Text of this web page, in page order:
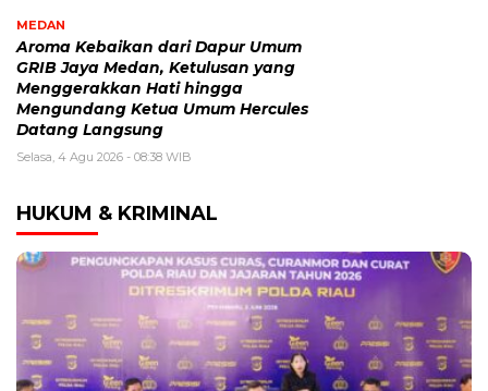
MEDAN
Aroma Kebaikan dari Dapur Umum
GRIB Jaya Medan, Ketulusan yang
Menggerakkan Hati hingga
Mengundang Ketua Umum Hercules
Datang Langsung
Selasa, 4 Agu 2026 - 08:38 WIB
HUKUM & KRIMINAL